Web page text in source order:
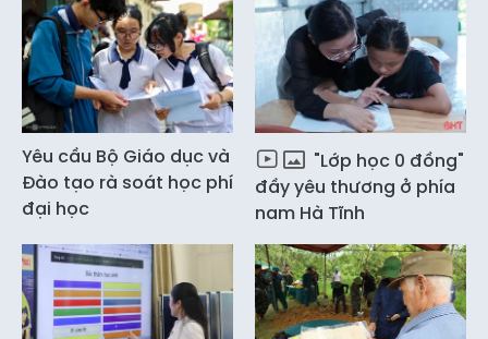
Yêu cầu Bộ Giáo dục và
Đào tạo rà soát học phí
đại học
"Lớp học 0 đồng"
đầy yêu thương ở phía
nam Hà Tĩnh